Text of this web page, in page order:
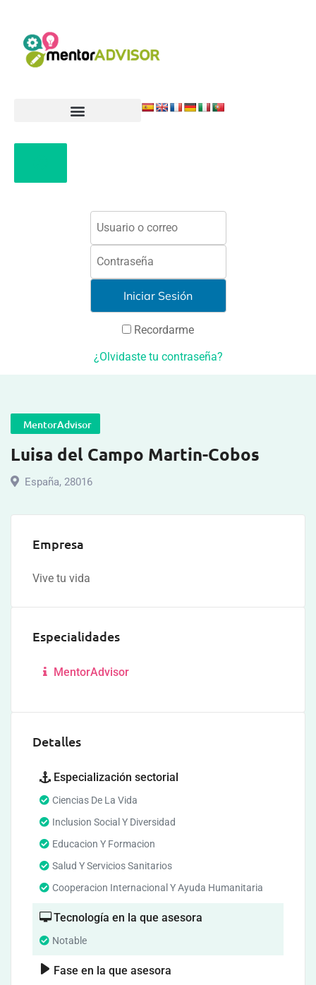
Recordarme
¿Olvidaste tu contraseña?
MentorAdvisor
Luisa del Campo Martin-Cobos
España, 28016
Empresa
Vive tu vida
Especialidades
MentorAdvisor
Detalles
Especialización sectorial
Ciencias De La Vida
Inclusion Social Y Diversidad
Educacion Y Formacion
Salud Y Servicios Sanitarios
Cooperacion Internacional Y Ayuda Humanitaria
Tecnología en la que asesora
Notable
Fase en la que asesora